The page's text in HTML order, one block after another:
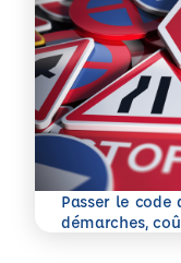
Passer le
démarches,
En savoir plus